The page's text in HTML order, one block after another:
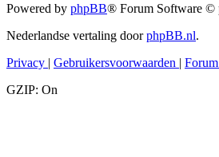
Powered by phpBB® Forum Software ©
Nederlandse vertaling doorphpBB.nl.
Privacy | Gebruikersvoorwaarden |
GZIP: On